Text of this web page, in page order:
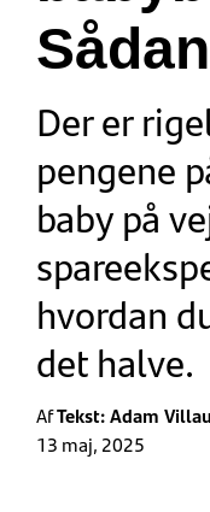
Der er
pengene
baby på
hvordan
det halve.
AfTekst: Adam
13 maj, 2025